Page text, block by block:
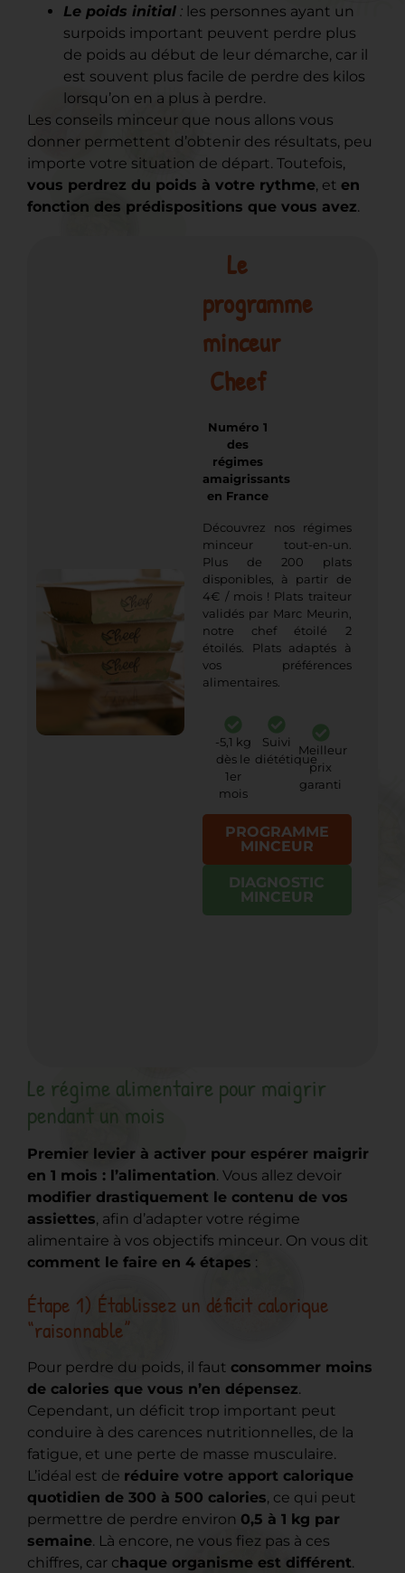
Le poids initial : les personnes ayant un
surpoids important peuvent perdre plus
de poids au début de leur démarche, car il
est souvent plus facile de perdre des kilos
lorsqu’on en a plus à perdre.
Les conseils minceur que nous allons vous
donner permettent d’obtenir des résultats, peu
importe votre situation de départ. Toutefois,
vous perdrez du poids à votre rythme, et en
fonction des prédispositions que vous avez.
Le
programme
minceur
Cheef
Numéro 1
des
régimes
amaigrissants
en France
Découvrez nos régimes
minceur tout-en-un.
Plus de 200 plats
disponibles, à partir de
4€ / mois ! Plats traiteur
validés par Marc Meurin,
notre chef étoilé 2
étoilés. Plats adaptés à
vos préférences
alimentaires.
-5,1 kg
dès le
1er
mois
Suivi
diététique
Meilleur
prix
garanti
PROGRAMME
MINCEUR
DIAGNOSTIC
MINCEUR
Le régime alimentaire pour maigrir
pendant un mois
Premier levier à activer pour espérer maigrir
en 1 mois : l’alimentation. Vous allez devoir
modifier drastiquement le contenu de vos
assiettes, afin d’adapter votre régime
alimentaire à vos objectifs minceur. On vous dit
comment le faire en 4 étapes :
Étape 1) Établissez un déficit calorique
“raisonnable”
Pour perdre du poids, il faut consommer moins
de calories que vous n’en dépensez.
Cependant, un déficit trop important peut
conduire à des carences nutritionnelles, de la
fatigue, et une perte de masse musculaire.
L’idéal est de réduire votre apport calorique
quotidien de 300 à 500 calories, ce qui peut
permettre de perdre environ 0,5 à 1 kg par
semaine. Là encore, ne vous fiez pas à ces
chiffres, car chaque organisme est différent.